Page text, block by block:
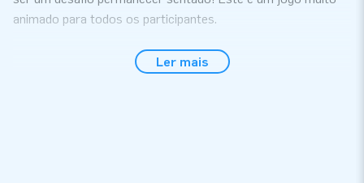
animado para todos os participantes.
Fácil instalação em apenas 10 minutos
Ler mais